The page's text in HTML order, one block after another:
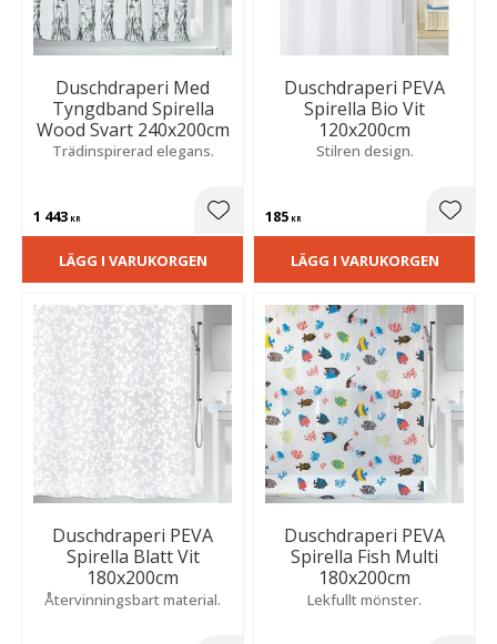
Duschdraperi Med
Tyngdband Spirella
Wood Svart 240x200cm
Trädinspirerad elegans.
1 443 KR Lägg till i favoriter
LÄGG I VARUKORGEN
Duschdraperi PEVA
Spirella Bio Vit
120x200cm
Stilren design.
185 KR
LÄGG I VARUKORGEN
Duschdraperi PEVA
Spirella Blatt Vit
180x200cm
Återvinningsbart material.
Duschdraperi PEVA
Spirella Fish Multi
180x200cm
Lekfullt mönster.